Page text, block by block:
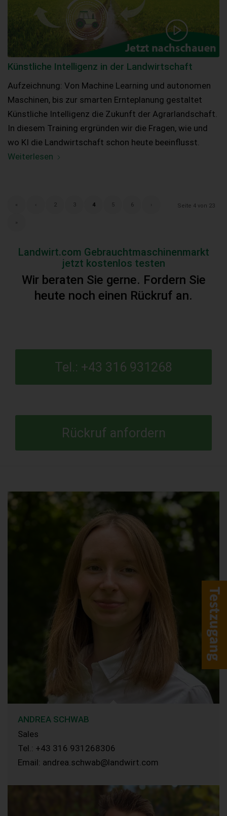
Künstliche Intelligenz in der Landwirtschaft
Aufzeichnung: Von Machine Learning und autonomen
Maschinen, bis zur smarten Ernteplanung gestaltet
Künstliche Intelligenz die Zukunft der Agrarlandschaft.
In diesem Training ergründen wir die Fragen, wie und
wo KI die Landwirtschaft schon heute beeinflusst.
Weiterlesen
Seite 4 von 23
« ‹ 2 3 4 5 6
Landwirt.com Gebrauchtmaschinenmarkt
jetzt kostenlos testen
Wir beraten Sie gerne. Fordern Sie
heute noch einen Rückruf an.
Tel.: +43 316 931268
Rückruf anfordern
ANDREA SCHWAB
Sales
Tel.: +43 316 931268306
Email: andrea.schwab@landwirt.com